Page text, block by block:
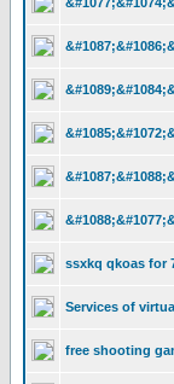
ssxkq qkoas for
Services of
free shooting